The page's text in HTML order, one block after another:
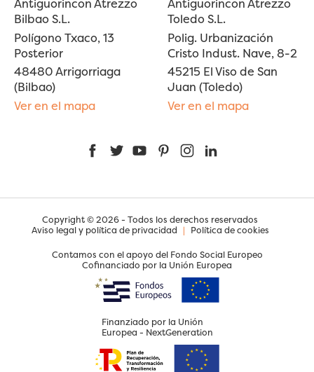
Antiguorincon Atrezzo
Bilbao S.L.
Polígono Txaco, 13
Posterior
48480 Arrigorriaga
(Bilbao)
Ver en el mapa
Antiguorincon Atrezzo
Toledo S.L.
Polig. Urbanización
Cristo Indust. Nave, 8-2
45215 El Viso de San
Juan (Toledo)
Ver en el mapa
FacebookTwitterYouTubePinterestInstagram
Copyright © 2026 - Todos los derechos reservados
Aviso legal y política de privacidad | Política de cookies
Contamos con el apoyo del Fondo Social Europeo
Cofinanciado por la Unión Europea
Finanziado por la Unión
Europea - NextGeneration